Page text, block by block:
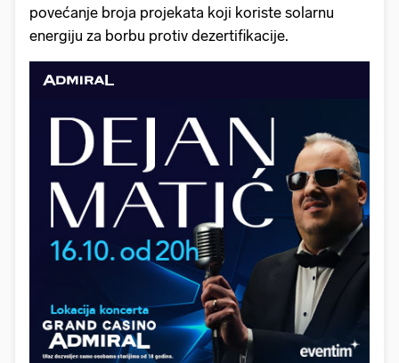
povećanje broja projekata koji koriste solarnu
energiju za borbu protiv dezertifikacije.